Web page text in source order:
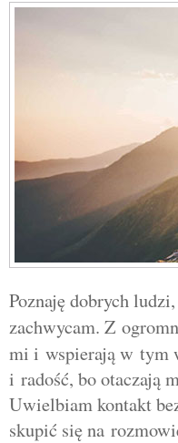
Poznaję dobrych
zachwycam. Z
mi i wspierają w tym
i radość, bo otaczają
Uwielbiam kontakt
skupić się na